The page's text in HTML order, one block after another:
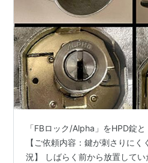
「FBロック/Alpha」をHPD錠
【ご依頼内容：鍵が刺さりに
況】 しばらく前から放置して